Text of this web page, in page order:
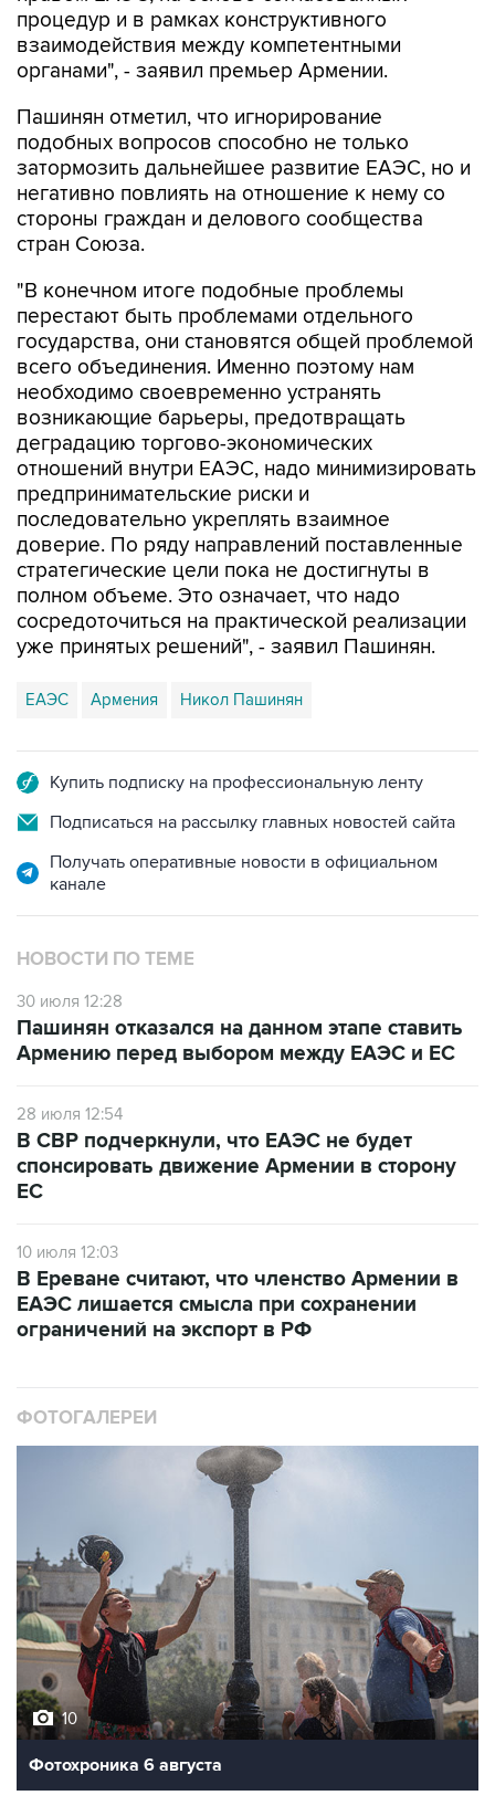
процедур и в рамках конструктивного
взаимодействия между компетентными
органами", - заявил премьер Армении.
Пашинян отметил, что игнорирование
подобных вопросов способно не только
затормозить дальнейшее развитие ЕАЭС, но и
негативно повлиять на отношение к нему со
стороны граждан и делового сообщества
стран Союза.
"В конечном итоге подобные проблемы
перестают быть проблемами отдельного
государства, они становятся общей проблемой
всего объединения. Именно поэтому нам
необходимо своевременно устранять
возникающие барьеры, предотвращать
деградацию торгово-экономических
отношений внутри ЕАЭС, надо минимизировать
предпринимательские риски и
последовательно укреплять взаимное
доверие. По ряду направлений поставленные
стратегические цели пока не достигнуты в
полном объеме. Это означает, что надо
сосредоточиться на практической реализации
уже принятых решений", - заявил Пашинян.
ЕАЭС Армения Никол Пашинян
Купить подписку на профессиональную ленту
Подписаться на рассылку главных новостей сайта
Получать оперативные новости в официальном
канале
НОВОСТИ ПО ТЕМЕ
30 июля 12:28
Пашинян отказался на данном этапе ставить
Армению перед выбором между ЕАЭС и ЕС
28 июля 12:54
В СВР подчеркнули, что ЕАЭС не будет
спонсировать движение Армении в сторону
ЕС
10 июля 12:03
В Ереване считают, что членство Армении в
ЕАЭС лишается смысла при сохранении
ограничений на экспорт в РФ
ФОТОГАЛЕРЕИ
10
Фотохроника 6 августа